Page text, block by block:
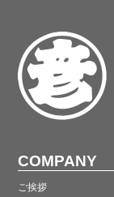
COMPANY
ご挨拶